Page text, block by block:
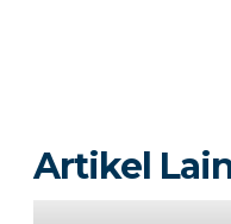
Artikel